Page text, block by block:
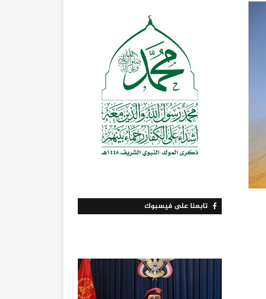
تابعنا على فيسبوك